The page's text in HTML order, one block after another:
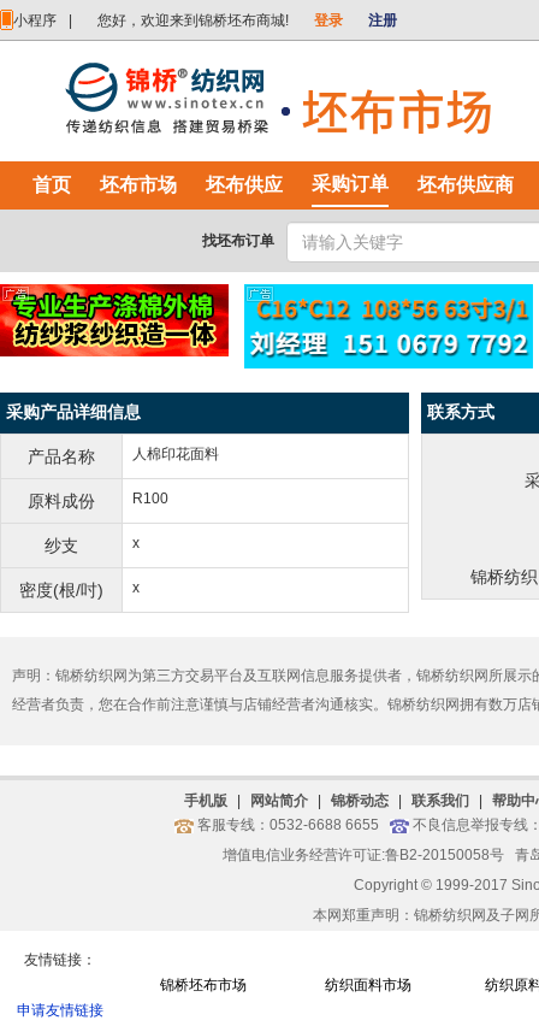
小程序 您好，欢迎来到锦桥坯布商城! 登录 注册
首页 坯布市场 坯布供应 采购订单 坯布供应商
找坯布订单
采购产品详细信息
产品名称 人棉印花面料
原料成份 R100
纱支 x
密度(根/吋) x
联系方式
锦桥纺
声明：锦桥纺织网为第三方交易平台及互联网信息服务提供者，锦桥纺织网所展
经营者负责，您在合作前注意谨慎与店铺经营者沟通核实。锦桥纺织网拥有数万
手机版 网站简介 锦桥动态 联系我们
帮助中
客服专线：0532-6688 6655
不良信息举报专线
增值电信业务经营许可证:鲁B2-20150058号
青
Copyright © 1999-2017
本网郑重声明：锦桥纺织网及子网
友情链接：
申请友情链接
锦桥坯布市场 纺织面料市场 纺织原